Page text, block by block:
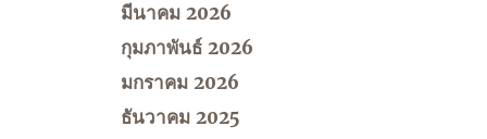
มีนาคม 2026
กุมภาพันธ์ 2026
มกราคม 2026
ธันวาคม 2025